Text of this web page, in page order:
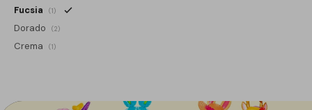
Fucsia (1)
Dorado (2)
Crema (1)